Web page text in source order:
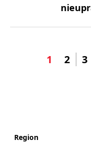
1 2 3
Region